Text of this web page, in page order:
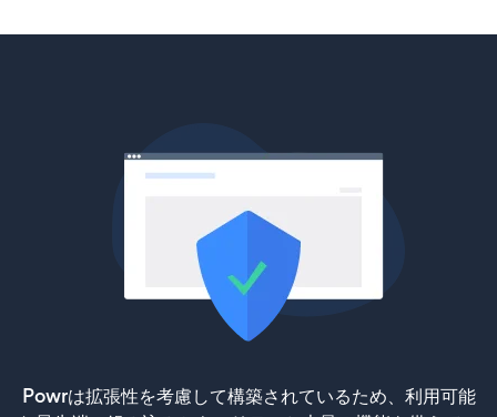
Powrは拡張性を考慮して構築されているため、利用可能